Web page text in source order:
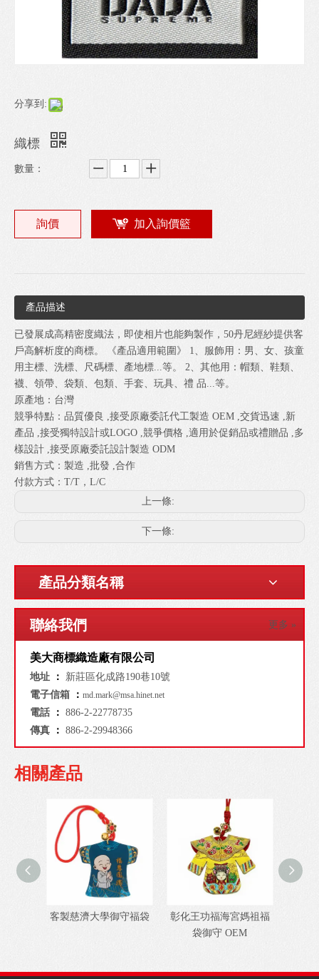
分享到:
織標
數量：
詢價 加入詢價籃
產品描述
已發展成高精密度織法，即使相片也能夠製作，50丹尼經紗提供客
戶高解析度的商標。 《產品適用範圍》 1、服飾用：男、女、孩童
用主標、洗標、尺碼標、產地標...等。 2、其他用：帽類、鞋類、
襪、領帶、袋類、包類、手套、玩具、禮 品...等。
原產地：台灣
競爭特點：品質優良 ,接受原廠委託代工製造 OEM ,交貨迅速 ,新
產品 ,接受獨特設計或LOGO ,競爭價格 ,適用於促銷品或禮贈品 ,多
樣設計 ,接受原廠委託設計製造 ODM
銷售方式：製造 ,批發 ,合作
付款方式：T/T，L/C
上一條:
下一條:
產品分類名稱
聯絡我們 更多 »
美大商標織造廠有限公司
地址 ：
新莊區化成路190巷10號
電子信箱
： md.mark@msa.hinet.net
電話 ： 886-2-22778735
傳真
： 886-2-29948366
相關產品
客製慈濟大學御守福袋
彰化王功福海宮媽祖福
袋御守 OEM